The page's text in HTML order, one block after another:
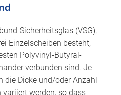
Sicherheitsglas (VSG),
Einzelscheiben besteht,
Polyvinyl-Butyral-
verbunden sind. Je
die Dicke und/oder Anzahl
variiert werden, so dass